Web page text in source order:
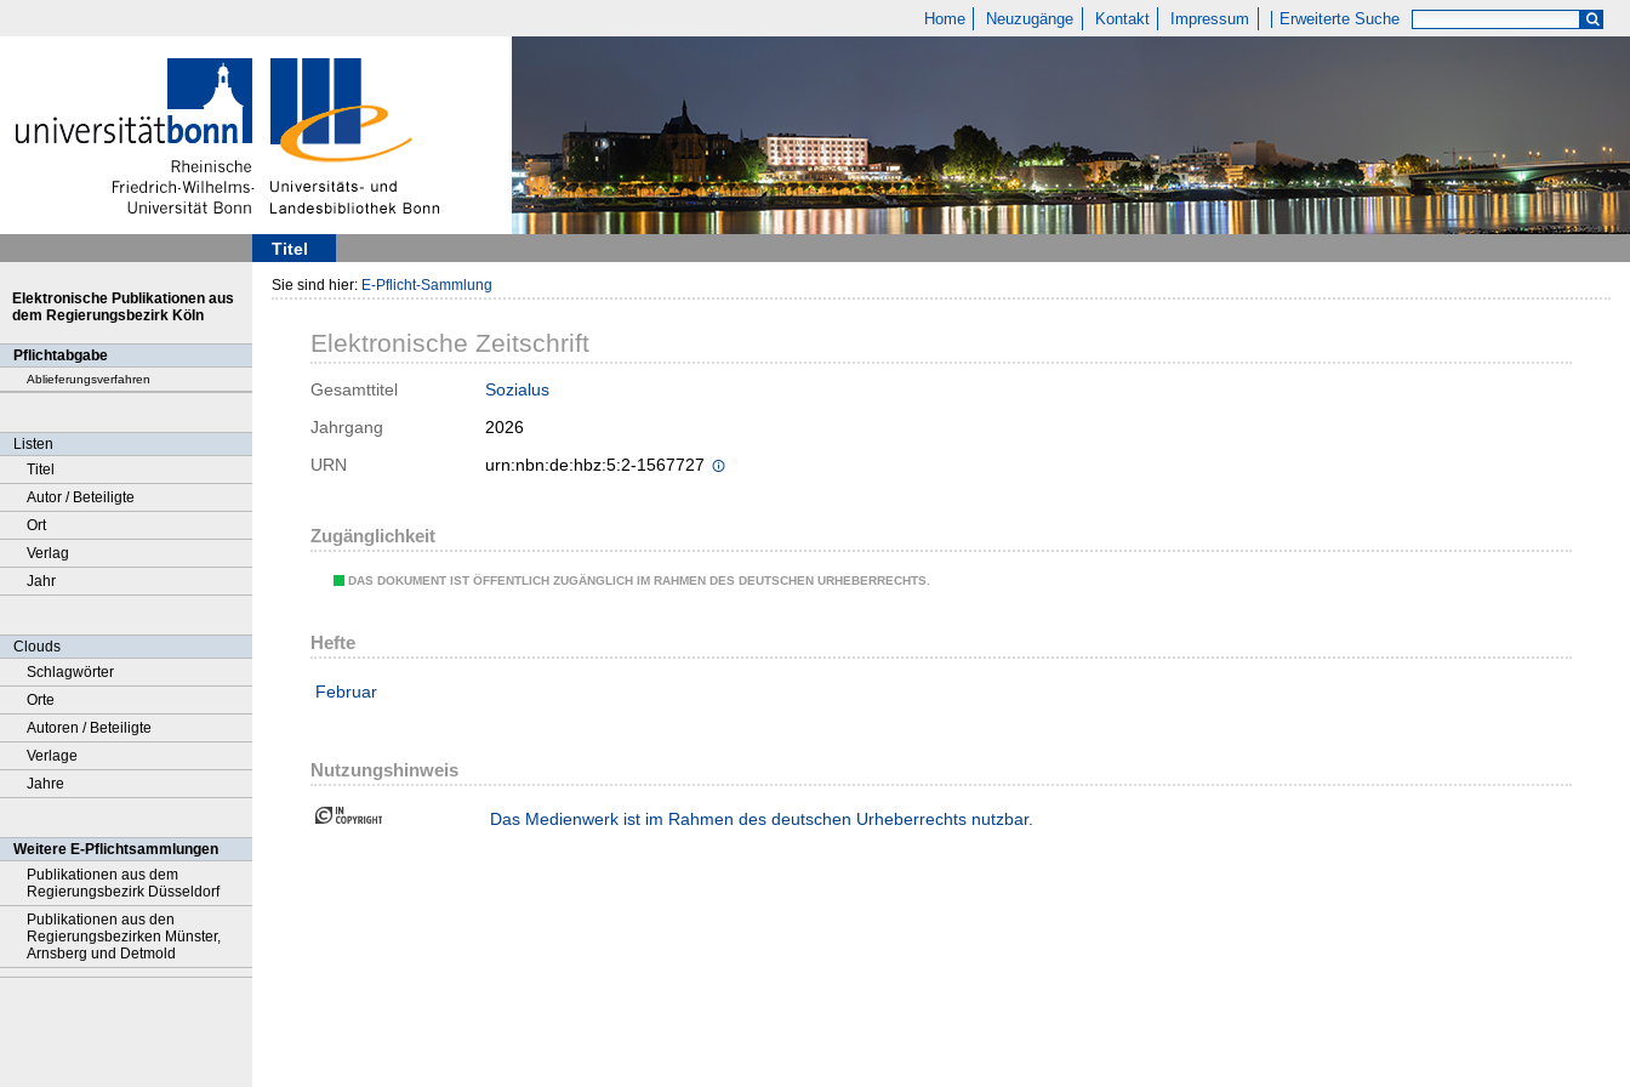
Home Neuzugänge Kontakt Impressum Erweiterte Suche
Titel
Elektronische Publikationen aus
dem Regierungsbezirk Köln
Pflichtabgabe
Ablieferungsverfahren
Listen
Titel
Autor / Beteiligte
Ort
Verlag
Jahr
Clouds
Schlagwörter
Orte
Autoren / Beteiligte
Verlage
Jahre
Weitere E-Pflichtsammlungen
Publikationen aus dem
Regierungsbezirk Düsseldorf
Publikationen aus den
Regierungsbezirken Münster,
Arnsberg und Detmold
Sie sind hier: E-Pflicht-Sammlung
Elektronische Zeitschrift
Gesamttitel
Sozialus
Jahrgang
2026
URN
urn:nbn:de:hbz:5:2-1567727
Zugänglichkeit
DAS DOKUMENT IST ÖFFENTLICH ZUGÄNGLICH IM RAHMEN DES DEUTSCHEN URHEBERRECHTS.
Hefte
Februar
Nutzungshinweis
Das Medienwerk ist im Rahmen des deutschen Urheberrechts nutzbar.